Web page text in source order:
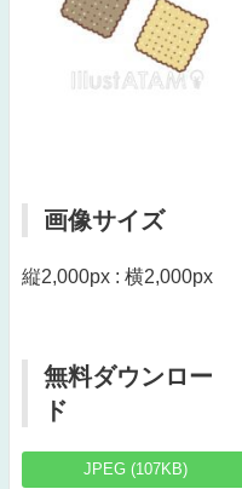
画像サイズ
縦2,000px : 横2,000px
無料ダウンロー
ド
JPEG (107KB)